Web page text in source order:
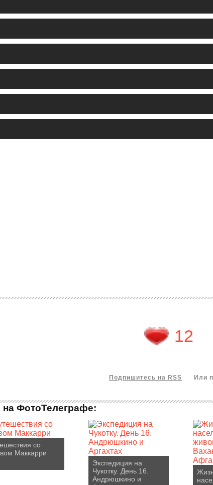
12
Подпишитесь на RSS Или
на ФотоТелеграфе:
со
Маккарри
Экспедиция на
Чукотку. День 16.
Андрюшкино и